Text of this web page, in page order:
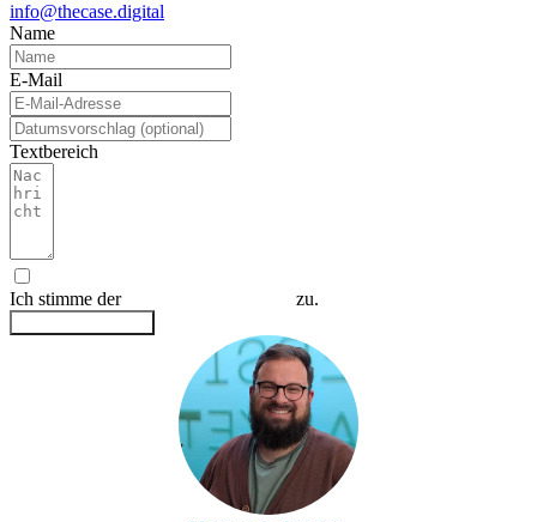
info@thecase.digital
Name
E-Mail
Textbereich
Ich stimme der zu.